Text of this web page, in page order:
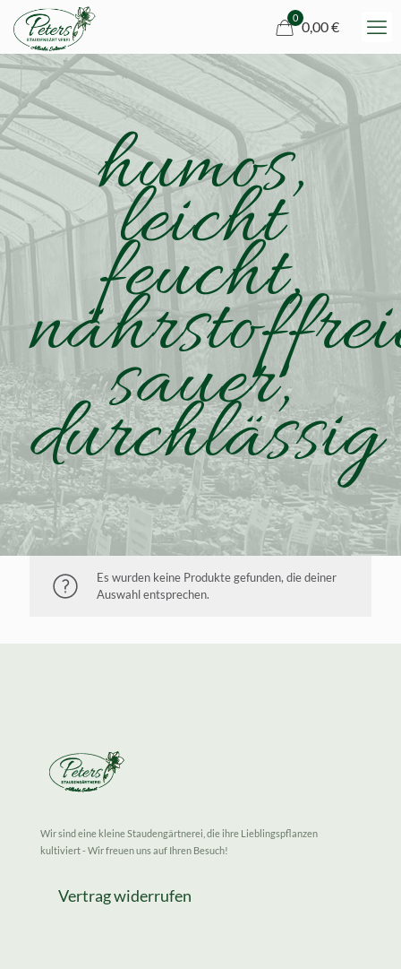
0
0,00 €
humos,
leicht
feucht,
sauer,
durchlässig
Es wurden keine Produkte gefunden, die deiner
Auswahl entsprechen.
Wir sind eine kleine Staudengärtnerei, die ihre Lieblingspflanzen
kultiviert - Wir freuen uns auf Ihren Besuch!
Vertrag widerrufen